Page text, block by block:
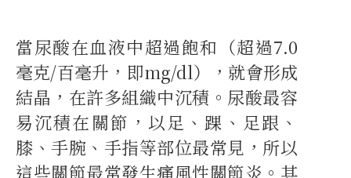
當尿酸在血液中超過飽和（超過7.0
毫克/百毫升，即mg/dl），就會形成
結晶，在許多組織中沉積。尿酸最容
易沉積在關節，以足、踝、足跟、
膝、手腕、手指等部位最常見，所以
這些關節最常發生痛風性關節炎。其